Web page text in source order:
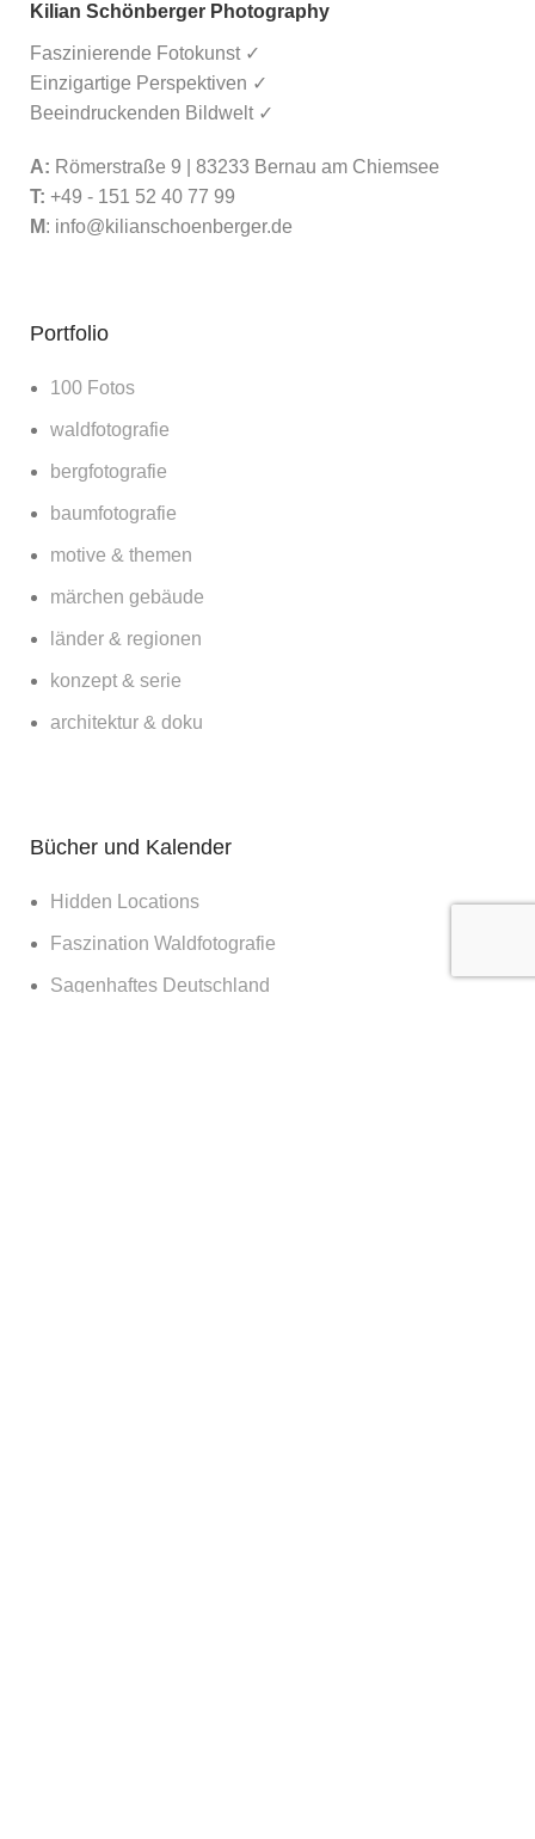
Kilian Schönberger Photography
Faszinierende Fotokunst ✓
Einzigartige Perspektiven ✓
Beeindruckenden Bildwelt ✓
A: Römerstraße 9 | 83233 Bernau am Chiemsee
T: +49 - 151 52 40 77 99
M: info@kilianschoenberger.de
Portfolio
100 Fotos
waldfotografie
bergfotografie
baumfotografie
motive & themen
märchen gebäude
länder & regionen
konzept & serie
architektur & doku
Bücher und Kalender
Hidden Locations
Faszination Waldfotografie
Sagenhaftes Deutschland